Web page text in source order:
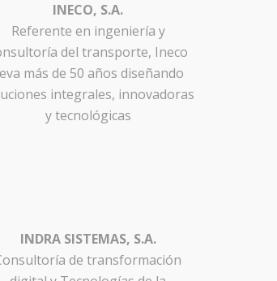
INECO, S.A.
Referente en ingeniería y
del transporte, Ineco
más de 50 años diseñando
integrales, innovadoras
y tecnológicas
INDRA SISTEMAS, S.A.
de transformación